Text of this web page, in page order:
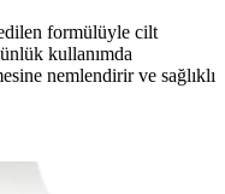
formülüyle cilt
kullanımda
nemlendirir ve sağlıklı